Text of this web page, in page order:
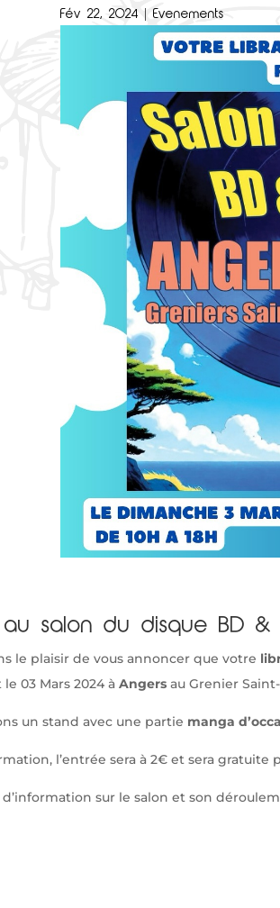
Fév 22, 2024 |Evenements
au salon du disque BD &
le plaisir de vous annoncer que votre
03 Mars 2024 à Angers au Grenier
un stand avec une partie manga
l’entrée sera à 2€ et sera gratuite
d’information sur le salon et son